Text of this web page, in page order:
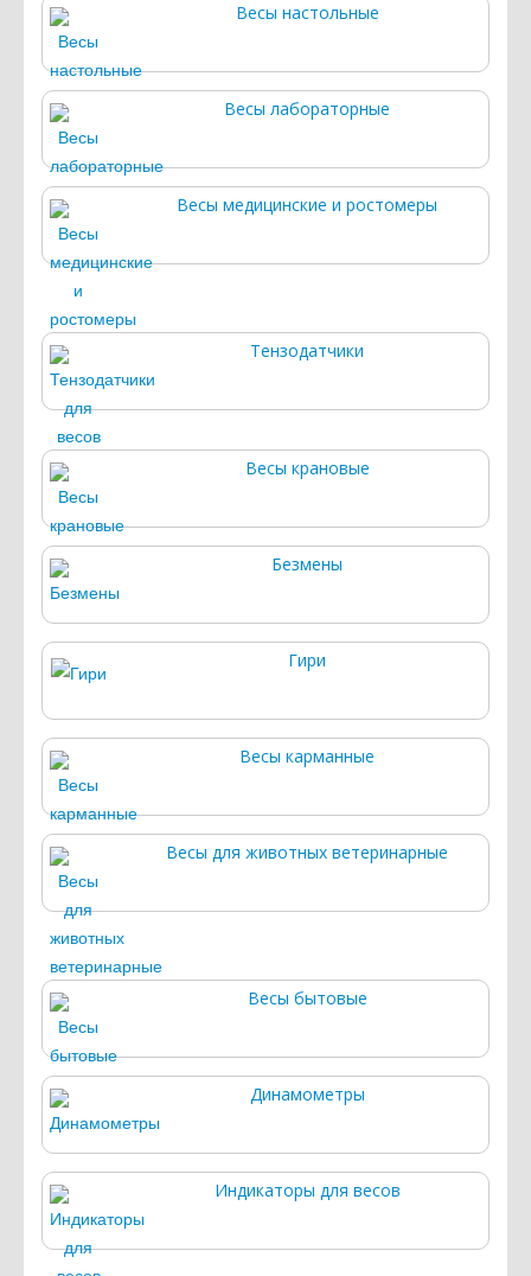
Весы настольные
Весы лабораторные
Весы медицинские и ростомеры
Тензодатчики
Весы крановые
Безмены
Гири
Весы карманные
Весы для животных ветеринарные
Весы бытовые
Динамометры
Индикаторы для весов